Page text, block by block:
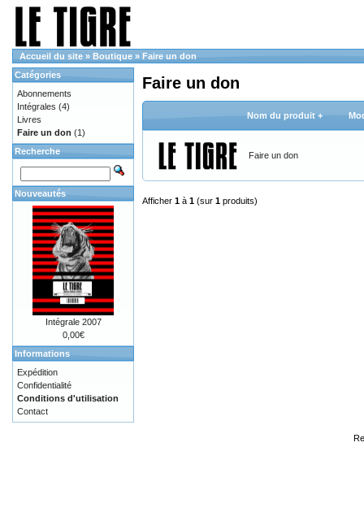
Accueil du site » Boutique » Faire un don
Faire un don
Nom du produit +
Faire un don
Afficher 1 à 1 (sur 1 produits)
Catégories
Abonnements
Intégrales (4)
Livres
Faire un don (1)
Recherche
Nouveautés
Intégrale 2007
0,00€
Informations
Expédition
Confidentialité
Conditions d'utilisation
Contact